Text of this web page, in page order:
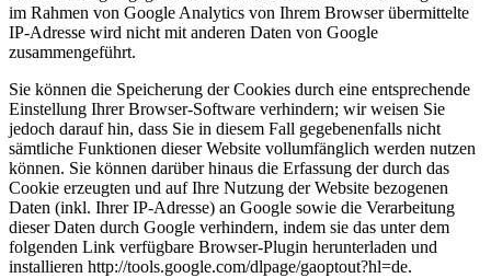
im Rahmen von Google Analytics von Ihrem Browser übermittelte
IP-Adresse wird nicht mit anderen Daten von Google
zusammengeführt.
Sie können die Speicherung der Cookies durch eine entsprechende
Einstellung Ihrer Browser-Software verhindern; wir weisen Sie
jedoch darauf hin, dass Sie in diesem Fall gegebenenfalls nicht
sämtliche Funktionen dieser Website vollumfänglich werden nutzen
können. Sie können darüber hinaus die Erfassung der durch das
Cookie erzeugten und auf Ihre Nutzung der Website bezogenen
Daten (inkl. Ihrer IP-Adresse) an Google sowie die Verarbeitung
dieser Daten durch Google verhindern, indem sie das unter dem
folgenden Link verfügbare Browser-Plugin herunterladen und
installieren http://tools.google.com/dlpage/gaoptout?hl=de.